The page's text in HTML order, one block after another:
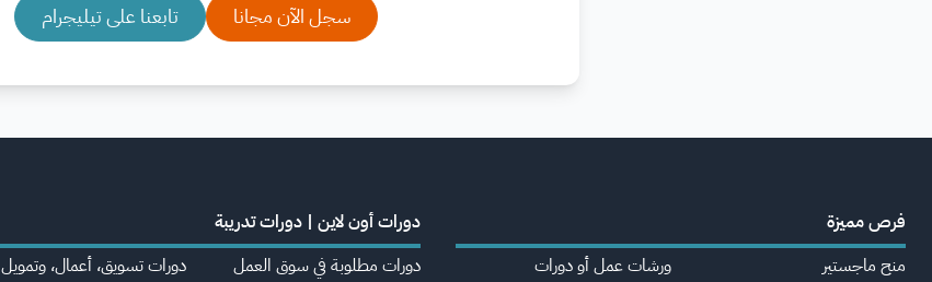
سجل الآن مجانا تابعنا على تيليجرام
فرص مميزة
منح ماجستير
ورشات عمل أو دورات
دورات أون لاين | دورات تدريبة
دورات مطلوبة في سوق العمل
دورات تسويق، أعمال، وتمويل